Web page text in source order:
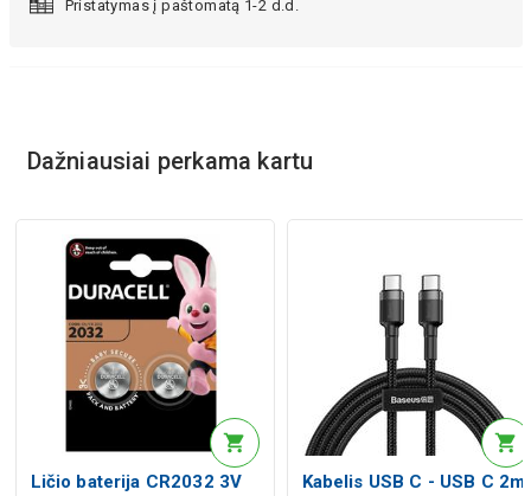
Pristatymas į paštomatą 1-2 d.d.
Dažniausiai perkama kartu
Ličio baterija CR2032 3V
Kabelis USB C - USB C 2m